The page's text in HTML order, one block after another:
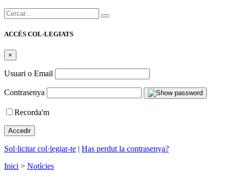
Cercar:
ACCÉS COL·LEGIATS
×
Usuari o Email
Contrasenya
Recorda'm
Sol·licitar col·legiar-te | Has perdut la contrasenya?
Inici > Notícies